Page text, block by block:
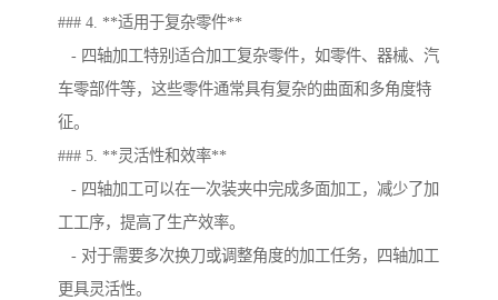
### 4. **适用于复杂零件**
- 四轴加工特别适合加工复杂零件，如零件、器械、汽
车零部件等，这些零件通常具有复杂的曲面和多角度特
征。
### 5. **灵活性和效率**
- 四轴加工可以在一次装夹中完成多面加工，减少了加
工工序，提高了生产效率。
- 对于需要多次换刀或调整角度的加工任务，四轴加工
更具灵活性。